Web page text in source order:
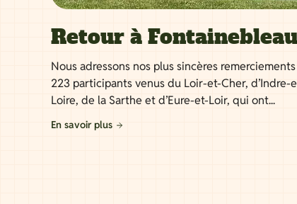
Retour à Fontainebleau
Nous adressons nos plus sincères
223 participants venus du Loir-et-Cher, d’Indre-
Loire, de la Sarthe et d’Eure-et-Loir, qui ont...
En savoir plus